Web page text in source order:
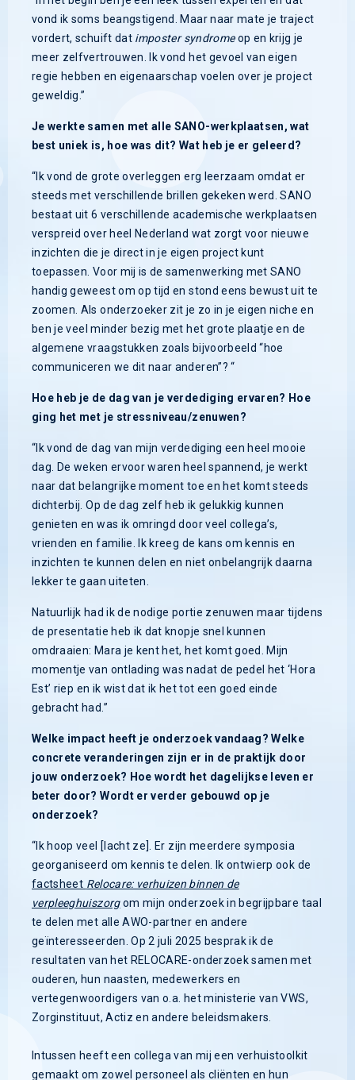
vond ik soms beangstigend. Maar naar mate je traject
vordert, schuift dat imposter syndromeop en krijg je
meer zelfvertrouwen. Ik vond het gevoel van eigen
regie hebben en eigenaarschap voelen over je project
geweldig.”
Je werkte samen met alle SANO-werkplaatsen, wat
best uniek is, hoe was dit? Wat heb je er geleerd?
“Ik vond de grote overleggen erg leerzaam omdat er
steeds met verschillende brillen gekeken werd. SANO
bestaat uit 6 verschillende academische werkplaatsen
verspreid over heel Nederland wat zorgt voor nieuwe
inzichten die je direct in je eigen project kunt
toepassen. Voor mij is de samenwerking met SANO
handig geweest om op tijd en stond eens bewust uit te
zoomen. Als onderzoeker zit je zo in je eigen niche en
ben je veel minder bezig met het grote plaatje en de
algemene vraagstukken zoals bijvoorbeeld “hoe
communiceren we dit naar anderen”? “
Hoe heb je de dag van je verdediging ervaren? Hoe
ging het met je stressniveau/zenuwen?
“Ik vond de dag van mijn verdediging een heel mooie
dag. De weken ervoor waren heel spannend, je werkt
naar dat belangrijke moment toe en het komt steeds
dichterbij. Op de dag zelf heb ik gelukkig kunnen
genieten en was ik omringd door veel collega’s,
vrienden en familie. Ik kreeg de kans om kennis en
inzichten te kunnen delen en niet onbelangrijk daarna
lekker te gaan uiteten.
Natuurlijk had ik de nodige portie zenuwen maar tijdens
de presentatie heb ik dat knopje snel kunnen
omdraaien: Mara je kent het, het komt goed. Mijn
momentje van ontlading was nadat de pedel het ‘Hora
Est’ riep en ik wist dat ik het tot een goed einde
gebracht had.”
Welke impact heeft je onderzoek vandaag? Welke
concrete veranderingen zijn er in de praktijk door
jouw onderzoek? Hoe wordt het dagelijkse leven er
beter door? Wordt er verder gebouwd op je
onderzoek?
“Ik hoop veel [lacht ze]. Er zijn meerdere symposia
georganiseerd om kennis te delen. Ik ontwierp ook de
factsheet Relocare: verhuizen binnen de
verpleeghuiszorgom mijn onderzoek in begrijpbare taal
te delen met alle AWO-partner en andere
geïnteresseerden. Op 2 juli 2025 besprak ik de
resultaten van het RELOCARE-onderzoek samen met
ouderen, hun naasten, medewerkers en
vertegenwoordigers van o.a. het ministerie van VWS,
Zorginstituut, Actiz en andere beleidsmakers.
Intussen heeft een collega van mij een verhuistoolkit
gemaakt om zowel personeel als cliënten en hun